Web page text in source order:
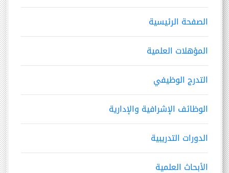
الصفحة الرئيسية
المؤهلات العلمية
التدرج الوظيفي
الوظائف الإشرافية والإدارية
الدورات التدريبية
الأبحاث العلمية